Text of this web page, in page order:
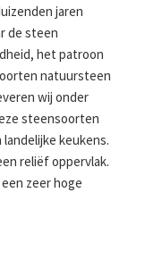
jaren
de steen
het patroon
natuursteen
wij onder
steensoorten
keukens.
reliëf oppervlak.
zeer hoge